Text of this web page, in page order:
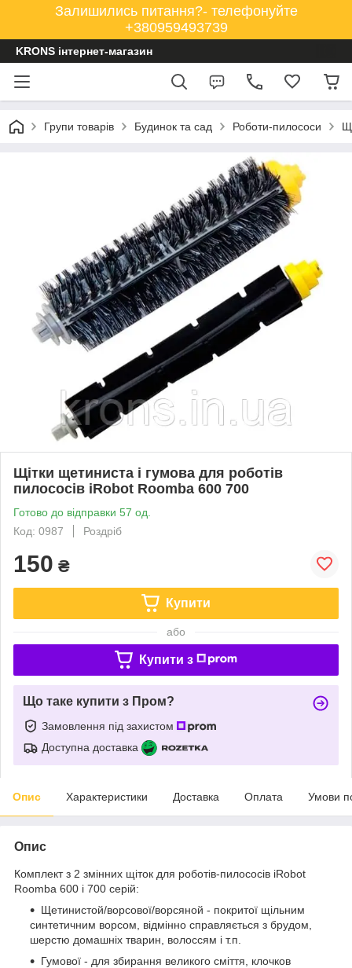
Залишились питання?- телефонуйте
+380959493739
KRONS інтернет-магазин
Групи товарів Будинок та сад Роботи-пилососи
Щітки щетиниста і гумова для роботів
пилососів iRobot Roomba 600 700
Готово до відправки 57 од.
Код: 0987
Роздріб
150 ₴
Купити
або
Купити з
Що таке купити з Пром?
Замовлення під захистом
Доступна доставка
Опис Характеристики Доставка Оплата Умови
Опис
Комплект з 2 змінних щіток для роботів-пилососів iRobot
Roomba 600 і 700 серій:
Щетинистой/ворсової/ворсяной - покритої щільним
синтетичним ворсом, відмінно справляється з брудом,
шерстю домашніх тварин, волоссям і т.п.
Гумової - для збирання великого сміття, клочков